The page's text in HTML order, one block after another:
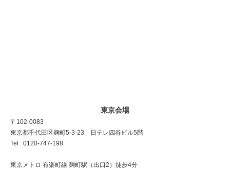
東京会場
〒102-0083
東京都千代田区麹町5-3-23 日テレ四谷ビル5階
Tel : 0120-747-198
東京メトロ 有楽町線 麹町駅（出口2）徒歩4分